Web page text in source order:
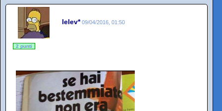
lelev* 09/04/2016, 01:50
2 punti